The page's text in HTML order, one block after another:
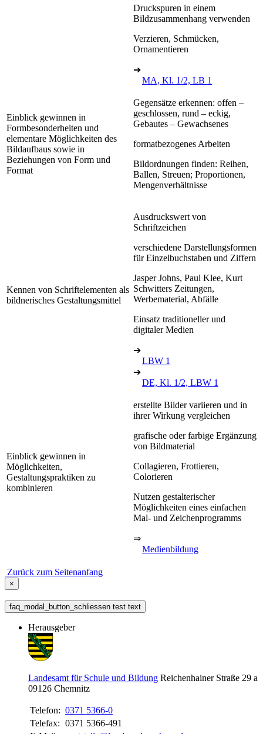
Druckspuren in einem
Bildzusammenhang verwenden
Verzieren, Schmücken,
Ornamentieren
➔
MA, Kl. 1/2, LB 1
Einblick gewinnen in
Formbesonderheiten und
elementare Möglichkeiten des
Bildaufbaus sowie in
Beziehungen von Form und
Format
Gegensätze erkennen: offen –
geschlossen, rund – eckig,
Gebautes – Gewachsenes
formatbezogenes Arbeiten
Bildordnungen finden: Reihen,
Ballen, Streuen; Proportionen,
Mengenverhältnisse
Kennen von Schriftelementen als
bildnerisches Gestaltungsmittel
Ausdruckswert von
Schriftzeichen
verschiedene Darstellungsformen
für Einzelbuchstaben und Ziffern
Jasper Johns, Paul Klee, Kurt
Schwitters Zeitungen,
Werbematerial, Abfälle
Einsatz traditioneller und
digitaler Medien
➔
LBW 1
➔
DE, Kl. 1/2, LBW 1
Einblick gewinnen in
Möglichkeiten,
Gestaltungspraktiken zu
kombinieren
erstellte Bilder variieren und in
ihrer Wirkung vergleichen
grafische oder farbige Ergänzung
von Bildmaterial
Collagieren, Frottieren,
Colorieren
Nutzen gestalterischer
Möglichkeiten eines einfachen
Mal- und Zeichenprogramms
⇒
Medienbildung
Zurück zum Seitenanfang
×
faq_modal_button_schliessen test text
Herausgeber
Landesamt für Schule und Bildung Reichenhainer Straße 29 a
09126 Chemnitz
Telefon: 0371 5366-0
Telefax: 0371 5366-491